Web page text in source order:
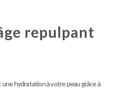
repulpant
hydratation à votre peau grâce à